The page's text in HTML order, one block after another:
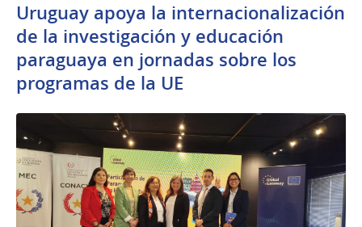
Uruguay apoya la internacionalización
de la investigación y educación
paraguaya en jornadas sobre los
programas de la UE